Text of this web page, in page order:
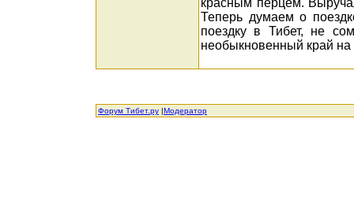
красным перцем.
Теперь думаем о
поездку в Тибет, не
необыкновенный край
Форум Тибет.ру |Модератор